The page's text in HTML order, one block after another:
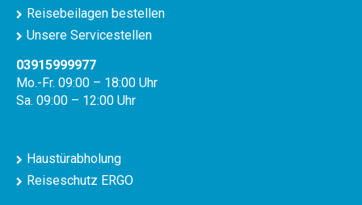
Reisebeilagen bestellen
Unsere Servicestellen
03915999977
Mo.-Fr. 09:00 – 18:00 Uhr
Sa. 09:00 – 12:00 Uhr
Haustürabholung
Reiseschutz ERGO